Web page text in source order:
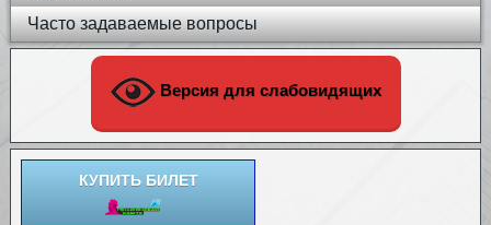
Часто задаваемые вопросы
Версия для слабовидящих
КУПИТЬ БИЛЕТ